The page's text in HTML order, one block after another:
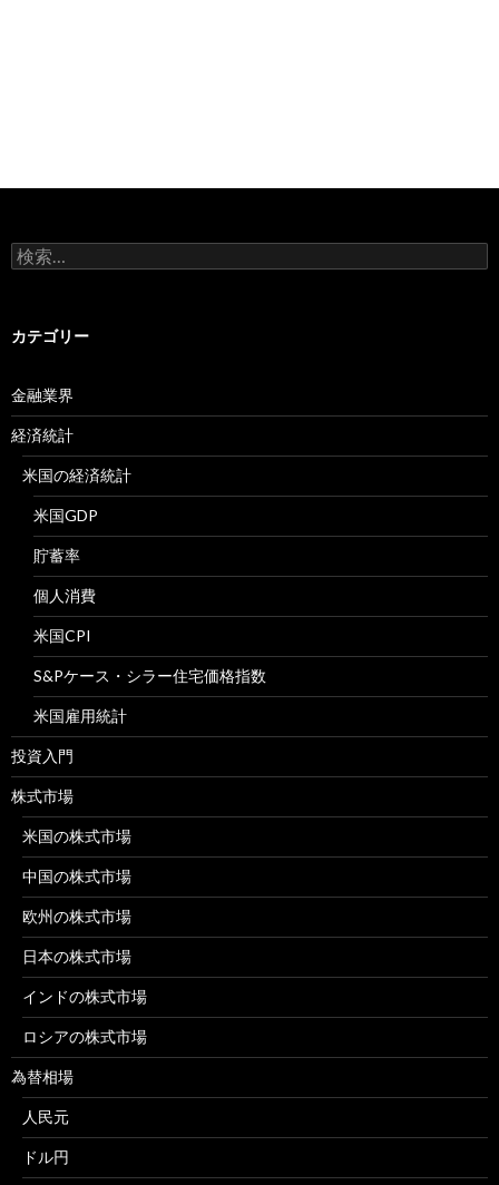
検
索:
カテゴリー
金融業界
経済統計
米国の経済統計
米国GDP
貯蓄率
個人消費
米国CPI
S&Pケース・シラー住宅価格指数
米国雇用統計
投資入門
株式市場
米国の株式市場
中国の株式市場
欧州の株式市場
日本の株式市場
インドの株式市場
ロシアの株式市場
為替相場
人民元
ドル円